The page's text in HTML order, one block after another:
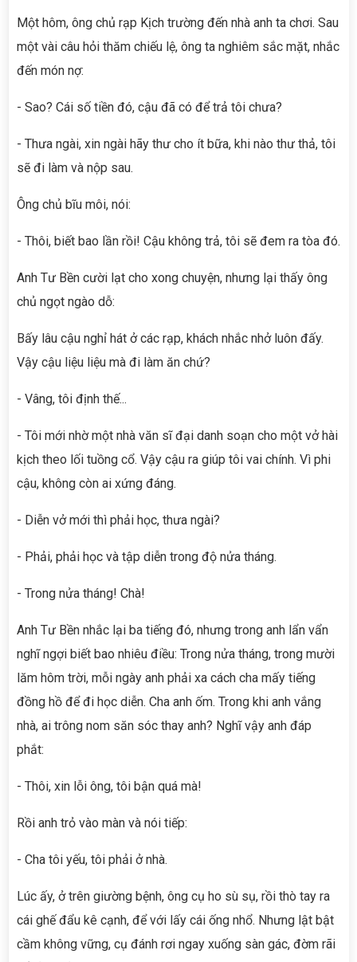
Một hôm, ông chủ rạp Kịch trường đến nhà anh ta chơi. Sau
một vài câu hỏi thăm chiếu lệ, ông ta nghiêm sắc mặt, nhắc
đến món nợ:
- Sao? Cái số tiền đó, cậu đã có để trả tôi chưa?
- Thưa ngài, xin ngài hãy thư cho ít bữa, khi nào thư thả, tôi
sẽ đi làm và nộp sau.
Ông chủ bĩu môi, nói:
- Thôi, biết bao lần rồi! Cậu không trả, tôi sẽ đem ra tòa đó.
Anh Tư Bền cười lạt cho xong chuyện, nhưng lại thấy ông
chủ ngọt ngào dỗ:
Bấy lâu cậu nghỉ hát ở các rạp, khách nhắc nhở luôn đấy.
Vậy cậu liệu liệu mà đi làm ăn chứ?
- Vâng, tôi định thế...
- Tôi mới nhờ một nhà văn sĩ đại danh soạn cho một vở hài
kịch theo lối tuồng cổ. Vậy cậu ra giúp tôi vai chính. Vì phi
cậu, không còn ai xứng đáng.
- Diễn vở mới thì phải học, thưa ngài?
- Phải, phải học và tập diễn trong độ nửa tháng.
- Trong nửa tháng! Chà!
Anh Tư Bền nhắc lại ba tiếng đó, nhưng trong anh lẩn vẩn
nghĩ ngợi biết bao nhiêu điều: Trong nửa tháng, trong mười
lăm hôm trời, mỗi ngày anh phải xa cách cha mấy tiếng
đồng hồ để đi học diễn. Cha anh ốm. Trong khi anh vắng
nhà, ai trông nom săn sóc thay anh? Nghĩ vậy anh đáp
phắt:
- Thôi, xin lỗi ông, tôi bận quá mà!
Rồi anh trỏ vào màn và nói tiếp:
- Cha tôi yếu, tôi phải ở nhà.
Lúc ấy, ở trên giường bệnh, ông cụ ho sù sụ, rồi thò tay ra
cái ghế đẩu kê cạnh, để với lấy cái ống nhổ. Nhưng lật bật
cầm không vững, cụ đánh rơi ngay xuống sàn gác, đờm rãi